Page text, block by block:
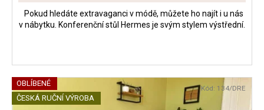
Pokud hledáte extravaganci v módě, můžete ho najít i u nás
v nábytku. Konferenční stůl Hermes je svým stylem výstřední.
OBLÍBENÉ
ČESKÁ RUČNÍ VÝROBA
Kód: 134/DRE